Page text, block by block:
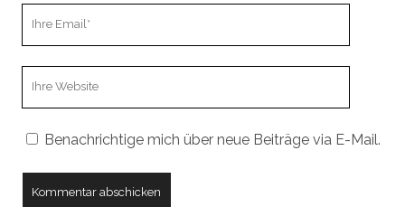
Benachrichtige mich über neue Beiträge via E-Mail.